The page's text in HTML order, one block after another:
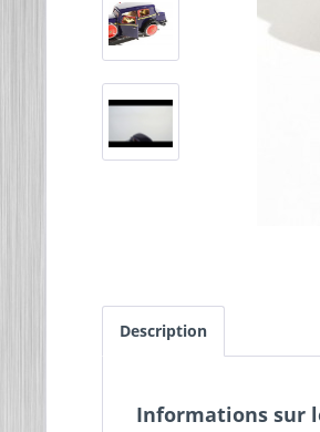
Description
Informations sur